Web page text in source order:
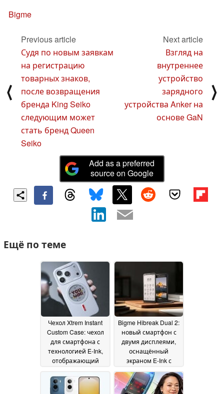
Bigme
⟨
Previous article
Судя по новым заявкам
на регистрацию
товарных знаков,
после возвращения
бренда King Seiko
следующим может
стать бренд Queen
Seiko
Next article
Взгляд на
внутреннее
устройство
зарядного
устройства Anker на
основе GaN
⟩
Add as a preferred
source on Google
Ещё по теме
Чехол Xtrem Instant
Custom Case: чехол
для смартфона с
технологией E-Ink,
отображающий
постоянного
питания
17 July 2026
Bigme Hibreak Dual 2:
новый смартфон с
двумя дисплеями,
оснащённый
экраном E-Ink с
обновления 80 Гц10
July 2026